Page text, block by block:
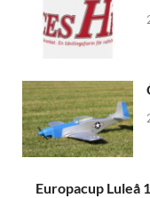
Europacup Luleå